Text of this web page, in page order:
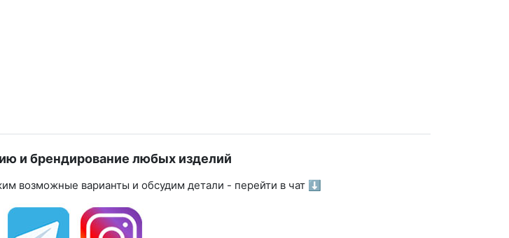
и брендирование любых изделий
возможные варианты и обсудим детали - перейти в чат ⬇